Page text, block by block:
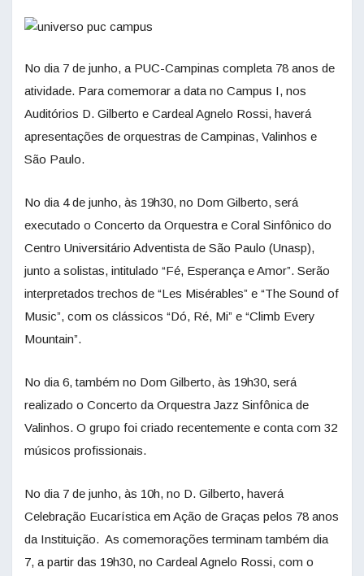
No dia 7 de junho, a PUC-Campinas completa 78 anos de
atividade. Para comemorar a data no Campus I, nos
Auditórios D. Gilberto e Cardeal Agnelo Rossi, haverá
apresentações de orquestras de Campinas, Valinhos e
São Paulo.
No dia 4 de junho, às 19h30, no Dom Gilberto, será
executado o Concerto da Orquestra e Coral Sinfônico do
Centro Universitário Adventista de São Paulo (Unasp),
junto a solistas, intitulado “Fé, Esperança e Amor”. Serão
interpretados trechos de “Les Misérables” e “The Sound of
Music”, com os clássicos “Dó, Ré, Mi” e “Climb Every
Mountain”.
No dia 6, também no Dom Gilberto, às 19h30, será
realizado o Concerto da Orquestra Jazz Sinfônica de
Valinhos. O grupo foi criado recentemente e conta com 32
músicos profissionais.
No dia 7 de junho, às 10h, no D. Gilberto, haverá
Celebração Eucarística em Ação de Graças pelos 78 anos
da Instituição. As comemorações terminam também dia
7, a partir das 19h30, no Cardeal Agnelo Rossi, com o